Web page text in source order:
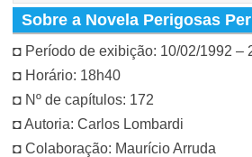
Sobre a Novela Perigosas
◘ Período de exibição: 10/02/1992 –
◘ Horário: 18h40
◘ Nº de capítulos: 172
◘ Autoria: Carlos Lombardi
◘ Colaboração: Maurício Arruda